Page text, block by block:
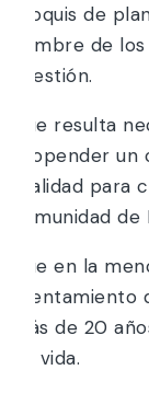
croquis de
nombre de
cuestión.
Que resulta
propender
realidad para
comunidad de
Que en la
más de 20
de vida.